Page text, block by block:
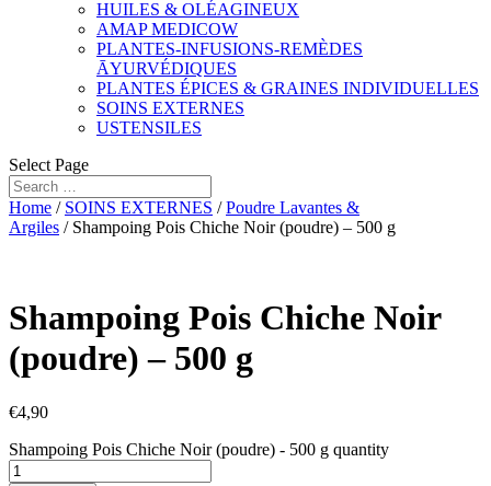
HUILES & OLÉAGINEUX
AMAP MEDICOW
PLANTES-INFUSIONS-REMÈDES
ĀYURVÉDIQUES
PLANTES ÉPICES & GRAINES INDIVIDUELLES
SOINS EXTERNES
USTENSILES
Select Page
Home / SOINS EXTERNES /Poudre Lavantes &
Argiles / Shampoing Pois Chiche Noir (poudre) – 500 g
Shampoing Pois Chiche Noir
(poudre) – 500 g
€4,90
Shampoing Pois Chiche Noir (poudre) - 500 g quantity